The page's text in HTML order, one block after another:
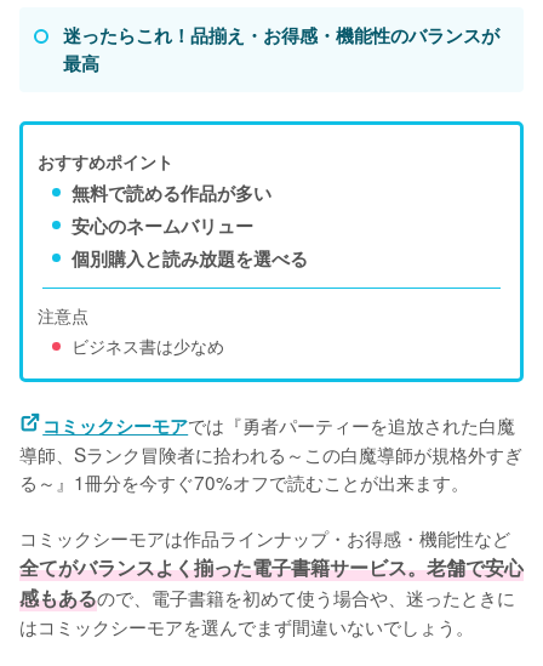
迷ったらこれ！品揃え・お得感・機能性のバランスが
最高
おすすめポイント
無料で読める作品が多い
安心のネームバリュー
個別購入と読み放題を選べる
注意点
ビジネス書は少なめ
コミックシーモアでは『勇者パーティーを追放された白魔
導師、Sランク冒険者に拾われる～この白魔導師が規格外すぎ
る～』1冊分を今すぐ70%オフで読むことが出来ます。
コミックシーモアは作品ラインナップ・お得感・機能性など
全てがバランスよく揃った電子書籍サービス。老舗で安心
感もあるので、電子書籍を初めて使う場合や、迷ったときに
はコミックシーモアを選んでまず間違いないでしょう。